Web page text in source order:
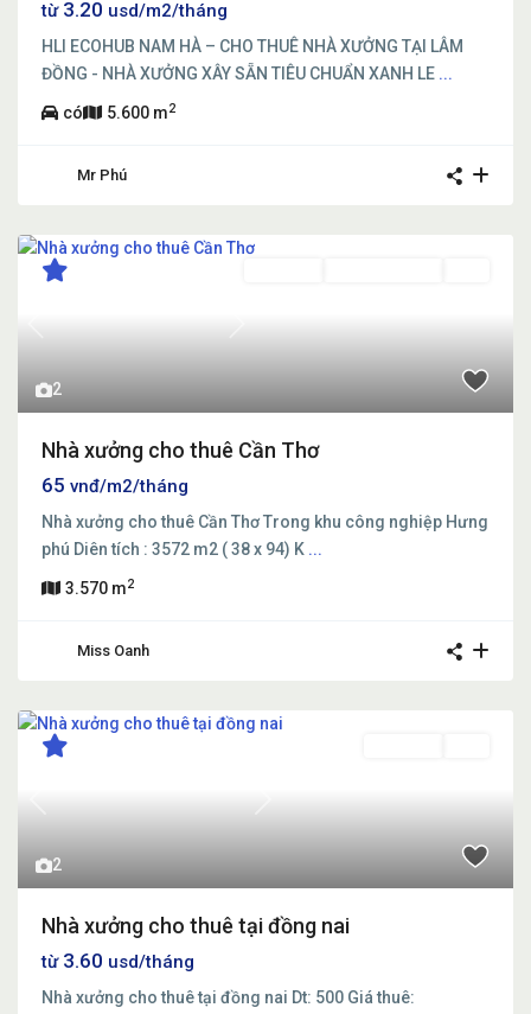
từ3.20 usd/m2/tháng
HLI ECOHUB NAM HÀ – CHO THUÊ NHÀ XƯỞNG TẠI LÂM
ĐỒNG - NHÀ XƯỞNG XÂY SẴN TIÊU CHUẨN XANH LE ...
có 5.600 m2
Mr Phú
2
Previous Next
Nhà xưởng cho thuê Cần Thơ
65 vnđ/m2/tháng
Nhà xưởng cho thuê Cần Thơ Trong khu công nghiệp Hưng
phú Diên tích : 3572 m2 ( 38 x 94) K ...
3.570 m2
Miss Oanh
2
Previous Next
Nhà xưởng cho thuê tại đồng nai
từ3.60 usd/tháng
Nhà xưởng cho thuê tại đồng nai Dt: 500 Giá thuê: